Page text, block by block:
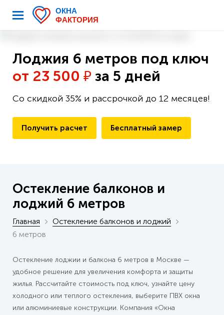
Лоджия 6 метров под ключ
от 23 500 ₽ за 5 дней
Со скидкой 35% и рассрочкой до 12 месяцев!
Получить расчет Бесплатный замер
Остекление балконов и
лоджий 6 метров
Главная
Остекление балконов и лоджий
6 метров
Остекление лоджии и балкона 6 метров в Москве —
удобное решение для увеличения комфорта и защиты
жилья. Рассчитайте стоимость под ключ, узнайте цену
холодного или теплого остекления, выберите ПВХ окна
или алюминиевые конструкции. Компания «Окна